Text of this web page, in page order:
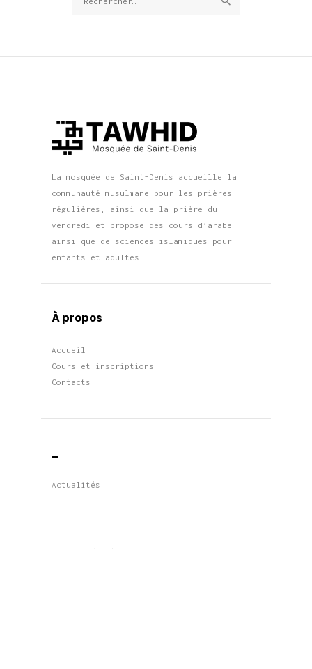
La mosquée de Saint-Denis accueille la
communauté musulmane pour les prières
régulières, ainsi que la prière du
vendredi et propose des cours d’arabe
ainsi que de sciences islamiques pour
enfants et adultes.
À propos
Accueil
Cours et inscriptions
Contacts
_
Actualités